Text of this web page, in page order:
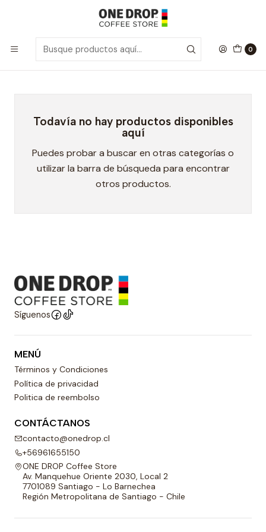
0
Inicio Mate
Mate
Todavía no hay productos disponibles
aquí
Puedes probar a buscar en otras categorías o
utilizar la barra de búsqueda para encontrar
otros productos.
Síguenos
MENÚ
Términos y Condiciones
Política de privacidad
Politica de reembolso
CONTÁCTANOS
contacto@onedrop.cl
+56961655150
ONE DROP Coffee Store
Av. Manquehue Oriente 2030, Local 2
7701089 Santiago - Lo Barnechea
Región Metropolitana de Santiago - Chile